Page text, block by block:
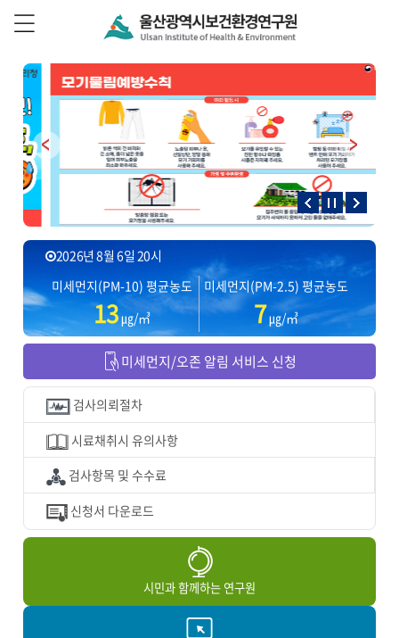
본문 바로가기
주 메뉴 바로가기
2026년 8월 6일 20시
미세먼지(PM-10) 평균농도
13㎍/㎥
미세먼지(PM-2.5) 평균농도
7㎍/㎥
미세먼지/오존 알림 서비스 신청
검사의뢰절차
시료채취시 유의사항
검사항목 및 수수료
신청서 다운로드
시민과 함께하는 연구원